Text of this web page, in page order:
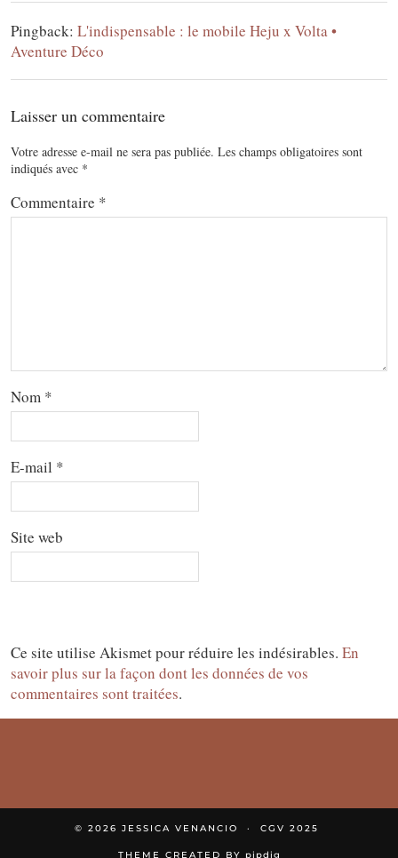
Pingback: L'indispensable : le mobile Heju x Volta •
Aventure Déco
Laisser un commentaire
Votre adresse e-mail ne sera pas publiée. Les champs obligatoires sont
indiqués avec *
Commentaire *
Nom *
E-mail *
Site web
Ce site utilise Akismet pour réduire les indésirables. En
savoir plus sur la façon dont les données de vos
commentaires sont traitées.
© 2026 JESSICA VENANCIO CGV 2025
THEME CREATED BY pipdig